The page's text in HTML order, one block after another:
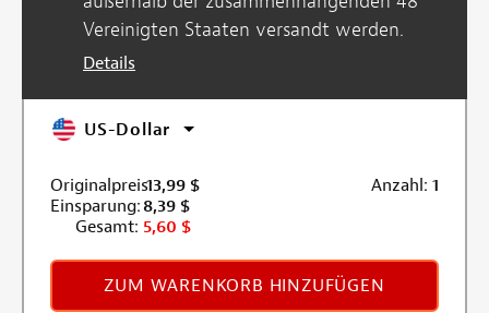
Vereinigten Staaten versandt werden.
Details
US-Dollar
Originalpreis:13,99 $
Einsparung: 8,39 $
Gesamt: 5,60 $
Anzahl: 1
ZUM WARENKORB HINZUFÜGEN